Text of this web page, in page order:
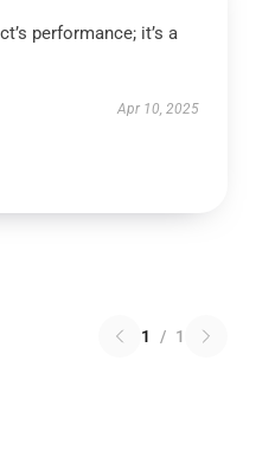
performance; it’s a
Apr 10, 2025
1 / 1